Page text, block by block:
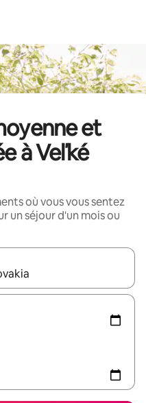
et
à Veľké
où vous vous sentez
un séjour d'un mois ou
utilisez les flèches